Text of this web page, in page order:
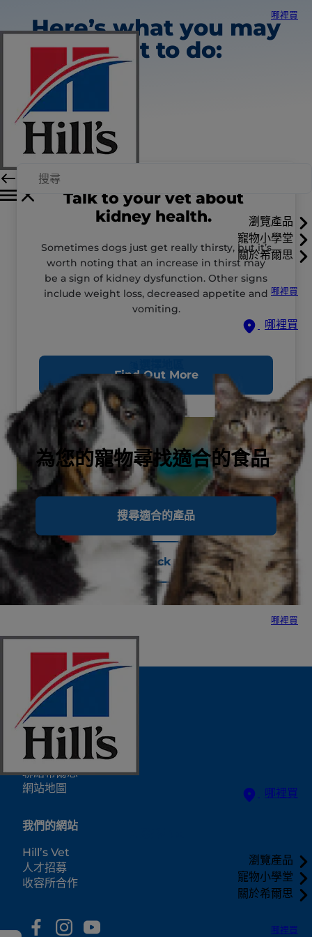
哪裡買
瀏覽產品
寵物小學堂
關於希爾思
哪裡買
哪裡買
為您的寵物尋找適合的食品
搜尋適合的產品
哪裡買
哪裡買
瀏覽產品
寵物小學堂
關於希爾思
哪裡買
Here’s what you may
want to do:
Talk to your vet about
kidney health.
Sometimes dogs just get really thirsty, but it’s
worth noting that an increase in thirst may
be a sign of kidney dysfunction. Other signs
include weight loss, decreased appetite and
vomiting.
Find Out More
Back
選擇地區
資源中心
聯絡希爾思
網站地圖
我們的網站
Hill’s Vet
人才招募
收容所合作